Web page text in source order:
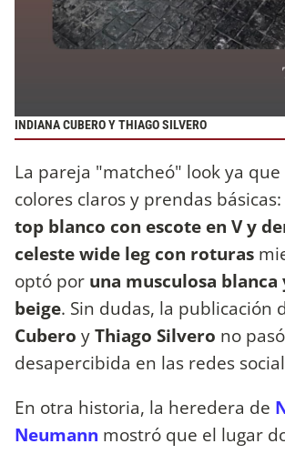
INDIANA CUBERO Y THIAGO SILVERO
La pareja "matcheó" look ya que
colores claros y prendas básicas:
top blanco con escote en V y
celeste wide leg con roturas
optó por una musculosa
beige. Sin dudas, la publicación
Cubero yThiago Silvero no pasó
desapercibida en las redes
En otra historia, la heredera de
Neumann mostró que el lugar